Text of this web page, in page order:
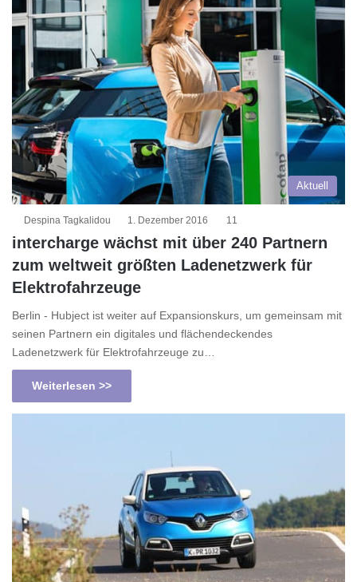
Aktuell
Despina Tagkalidou 1. Dezember 2016 11
intercharge wächst mit über 240 Partnern
zum weltweit größten Ladenetzwerk für
Elektrofahrzeuge
Berlin - Hubject ist weiter auf Expansionskurs, um gemeinsam mit
seinen Partnern ein digitales und flächendeckendes
Ladenetzwerk für Elektrofahrzeuge zu…
Weiterlesen >>